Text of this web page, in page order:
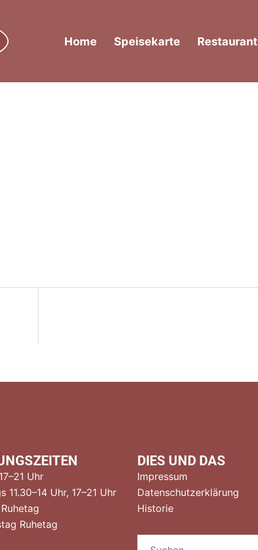
Home Speisekarte Restaurant
Uhr
11.30–14 Uhr, 17–21 Uhr
Ruhetag
DIES UND DAS
Impressum
Datenschutzerklärung
Historie